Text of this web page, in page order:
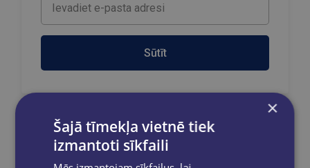
Sūtīt
Reģistrējies un saņem 10% atlaidi pilnas
cenas precēm.
Pasūtījumu apstrāde notiek darba dienās.
×
Šajā tīmekļa vietnē tiek
izmantoti sīkfaili